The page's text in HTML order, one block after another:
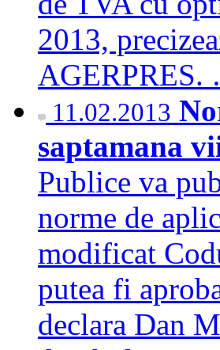
2013,
11.02.2013
saptamana
Publice va
norme de
modificat
putea fi
declara Dan